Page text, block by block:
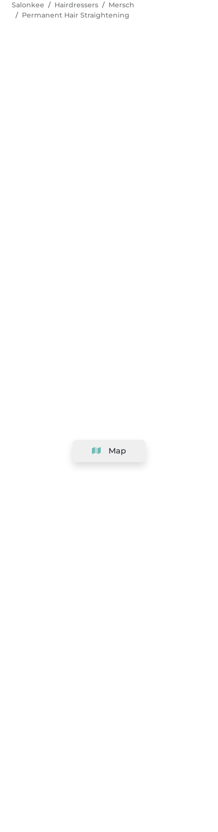
Map
Salonkee Hairdressers
Mersch
Permanent Hair Straightening